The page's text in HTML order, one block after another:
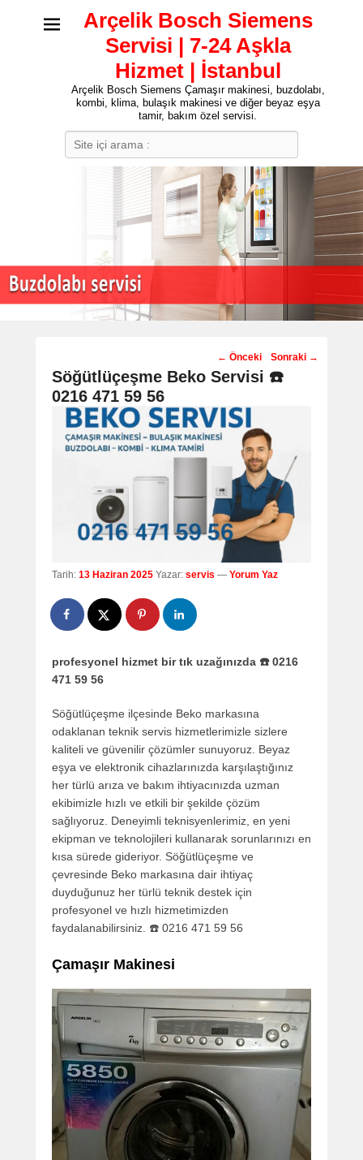
Arçelik Bosch Siemens
Servisi | 7-24 Aşkla
Hizmet | İstanbul
Arçelik Bosch Siemens Çamaşır makinesi, buzdolabı,
kombi, klima, bulaşık makinesi ve diğer beyaz eşya
tamir, bakım özel servisi.
Post
navigation
← Önceki Sonraki →
Söğütlüçeşme Beko Servisi ☎️
0216 471 59 56
Tarih: 13 Haziran 2025 Yazar: servis — Yorum Yaz
profesyonel hizmet bir tık uzağınızda ☎️ 0216
471 59 56
Söğütlüçeşme ilçesinde Beko markasına
odaklanan teknik servis hizmetlerimizle sizlere
kaliteli ve güvenilir çözümler sunuyoruz. Beyaz
eşya ve elektronik cihazlarınızda karşılaştığınız
her türlü arıza ve bakım ihtiyacınızda uzman
ekibimizle hızlı ve etkili bir şekilde çözüm
sağlıyoruz. Deneyimli teknisyenlerimiz, en yeni
ekipman ve teknolojileri kullanarak sorunlarınızı en
kısa sürede gideriyor. Söğütlüçeşme ve
çevresinde Beko markasına dair ihtiyaç
duyduğunuz her türlü teknik destek için
profesyonel ve hızlı hizmetimizden
faydalanabilirsiniz. ☎️ 0216 471 59 56
Çamaşır Makinesi